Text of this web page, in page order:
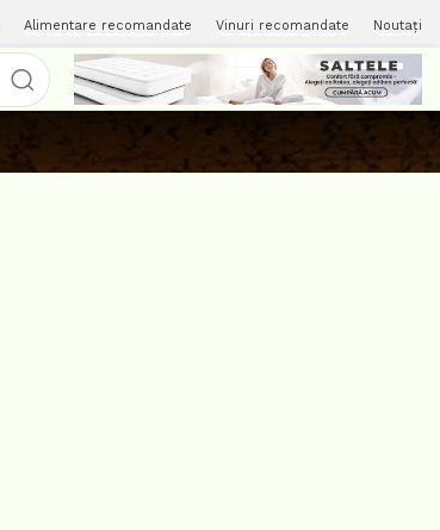
Alimentare recomandate Vinuri recomandate Noutați